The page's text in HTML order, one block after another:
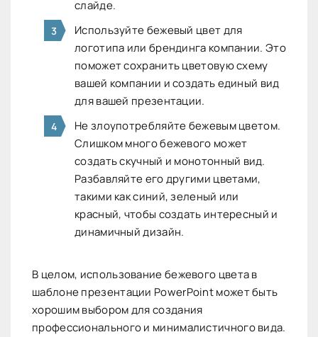
слайде.
Используйте бежевый цвет для
логотипа или брендинга компании. Это
поможет сохранить цветовую схему
вашей компании и создать единый вид
для вашей презентации.
Не злоупотребляйте бежевым цветом.
Слишком много бежевого может
создать скучный и монотонный вид.
Разбавляйте его другими цветами,
такими как синий, зеленый или
красный, чтобы создать интересный и
динамичный дизайн.
В целом, использование бежевого цвета в
шаблоне презентации PowerPoint может быть
хорошим выбором для создания
профессионального и минималистичного вида.